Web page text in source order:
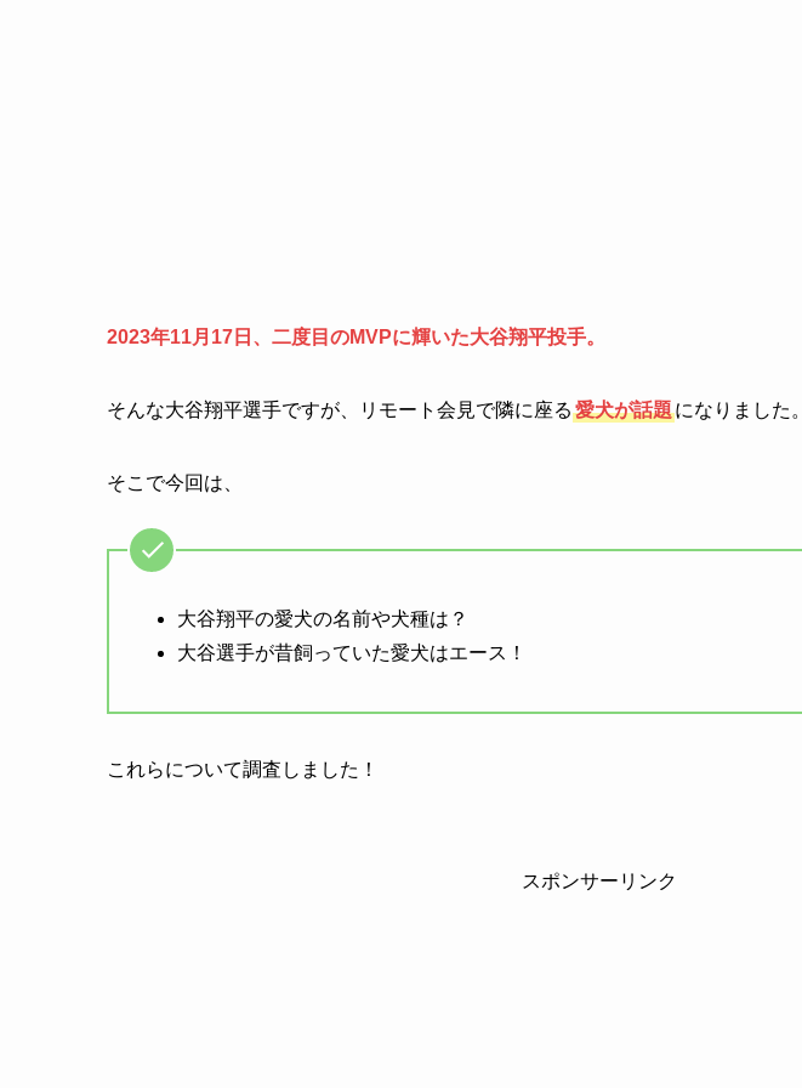
2023年11月17日、二度目のMVPに輝いた大谷翔平投手。
そんな大谷翔平選手ですが、リモート会見で隣に座る 愛犬が話題になりました。
そこで今回は、
大谷翔平の愛犬の名前や犬種は？
大谷選手が昔飼っていた愛犬はエース！
これらについて調査しました！
スポンサーリンク